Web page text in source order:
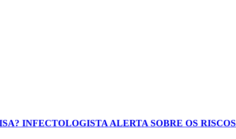
INFECTOLOGISTA ALERTA SOBRE OS